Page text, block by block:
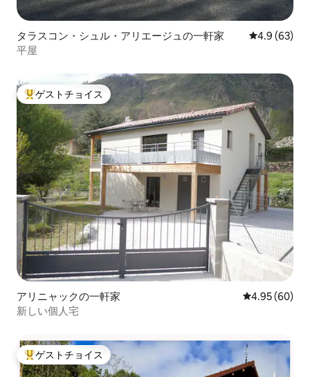
タラスコン・シュル・アリエージュの一軒家 レビュー63
4.9 (63)
平屋
大好評のゲストチョイスです。
ゲストチョイス
アリニャックの一軒家 レビュー60
4.95 (60)
新しい個人宅
大好評のゲストチョイスです。
ゲストチョイス